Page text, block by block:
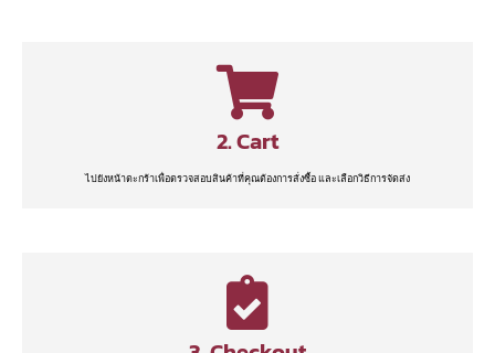
2. Cart
ไปยังหน้าตะกร้าเพื่อตรวจสอบสินค้าที่คุณต้องการสั่งซื้อ และเลือกวิธีการจัดส่ง